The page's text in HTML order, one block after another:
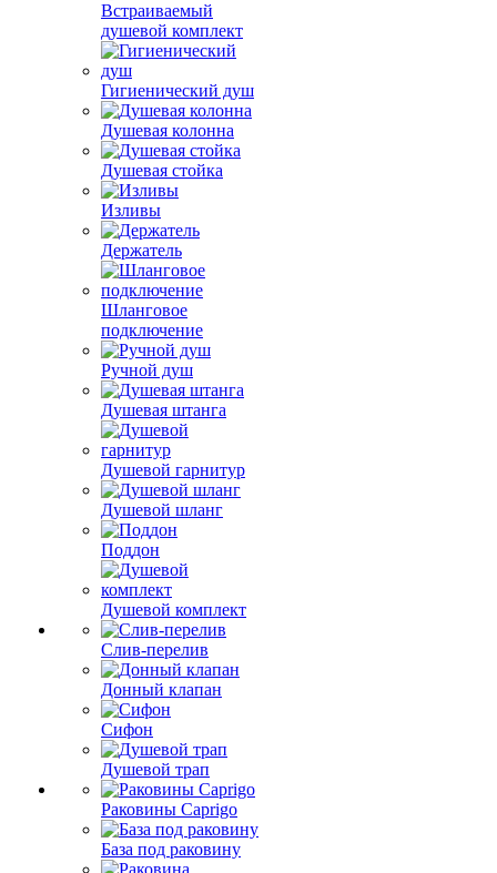
Встраиваемый
душевой комплект
Гигиенический душ
Душевая колонна
Душевая стойка
Изливы
Держатель
Шланговое
подключение
Ручной душ
Душевая штанга
Душевой гарнитур
Душевой шланг
Поддон
Душевой комплект
Слив-перелив
Донный клапан
Сифон
Душевой трап
Раковины Caprigo
База под раковину